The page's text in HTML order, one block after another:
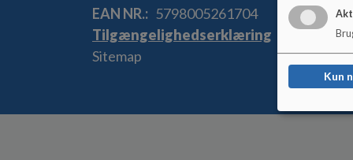
EAN NR.
5798005261704
Tilgængelighedserklæring
Sitemap
Kun